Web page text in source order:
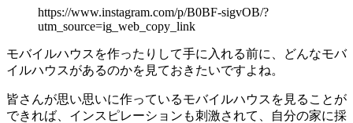
https://www.instagram.com/p/B0BF-sigvOB/?
utm_source=ig_web_copy_link
モバイルハウスを作ったりして手に入れる前に、どんなモバ
イルハウスがあるのかを見ておきたいですよね。
皆さんが思い思いに作っているモバイルハウスを見ることが
できれば、インスピレーションも刺激されて、自分の家に採